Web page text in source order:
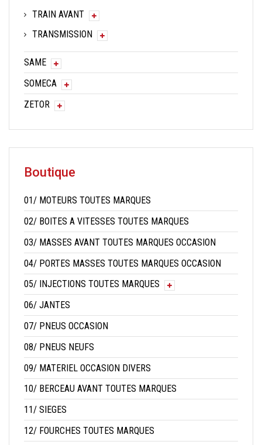
TRAIN AVANT
TRANSMISSION
SAME
SOMECA
ZETOR
Boutique
01/ MOTEURS TOUTES MARQUES
02/ BOITES A VITESSES TOUTES MARQUES
03/ MASSES AVANT TOUTES MARQUES OCCASION
04/ PORTES MASSES TOUTES MARQUES OCCASION
05/ INJECTIONS TOUTES MARQUES
06/ JANTES
07/ PNEUS OCCASION
08/ PNEUS NEUFS
09/ MATERIEL OCCASION DIVERS
10/ BERCEAU AVANT TOUTES MARQUES
11/ SIEGES
12/ FOURCHES TOUTES MARQUES